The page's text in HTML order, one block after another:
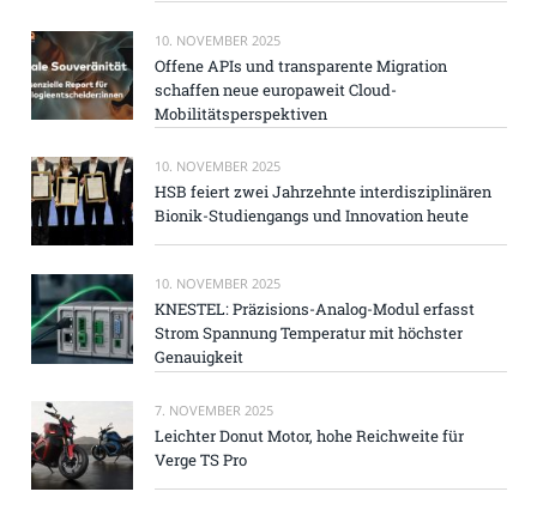
10. NOVEMBER 2025
Offene APIs und transparente Migration
schaffen neue europaweit Cloud-
Mobilitätsperspektiven
10. NOVEMBER 2025
HSB feiert zwei Jahrzehnte interdisziplinären
Bionik-Studiengangs und Innovation heute
10. NOVEMBER 2025
KNESTEL: Präzisions-Analog-Modul erfasst
Strom Spannung Temperatur mit höchster
Genauigkeit
7. NOVEMBER 2025
Leichter Donut Motor, hohe Reichweite für
Verge TS Pro